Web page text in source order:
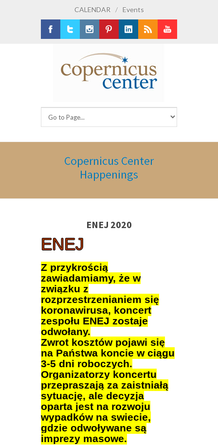
CALENDAR / Events
Copernicus Center
Happenings
ENEJ 2020
ENEJ
Z przykrością
zawiadamiamy, że w
związku z
rozprzestrzenianiem się
koronawirusa, koncert
zespołu ENEJ zostaje
odwołany.
Zwrot kosztów pojawi się
na Państwa koncie w ciągu
3-5 dni roboczych.
Organizatorzy koncertu
przepraszają za zaistniałą
sytuację, ale decyzja
oparta jest na rozwoju
wypadków na swiecie,
gdzie odwoływane są
imprezy masowe.